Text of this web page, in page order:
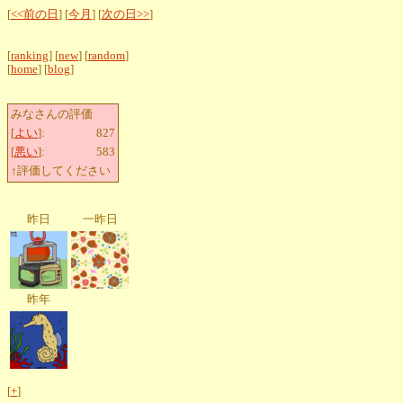
[<<前の日 ] [今月 ] [次の日>>]
[ranking] [new] [random]
[home] [blog]
みなさんの評価
[よい]:
827
[悪い]:
583
↑評価してください
昨日 一昨日
昨年
[+]